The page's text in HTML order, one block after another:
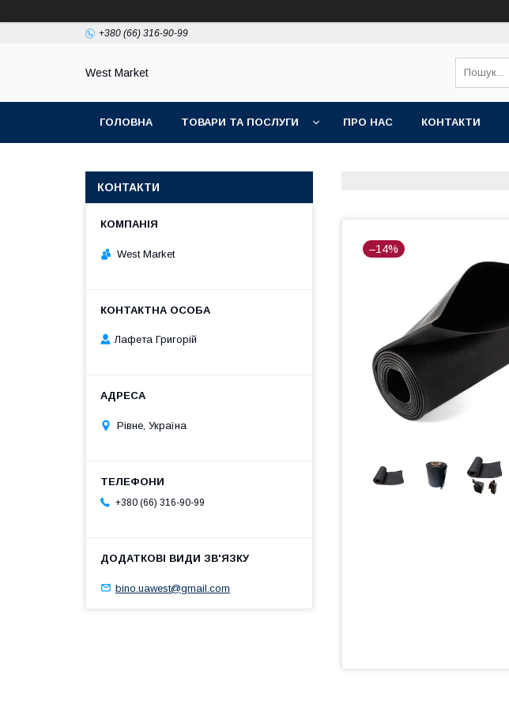
+380 (66) 316-90-99
West Market
ГОЛОВНА ТОВАРИ ТА ПОСЛУГИ ПРО НАС КОНТАКТИ
–14%
КОНТАКТИ
West Market
Лафета Григорій
Рівне, Україна
+380 (66) 316-90-99
bino.uawest@gmail.com